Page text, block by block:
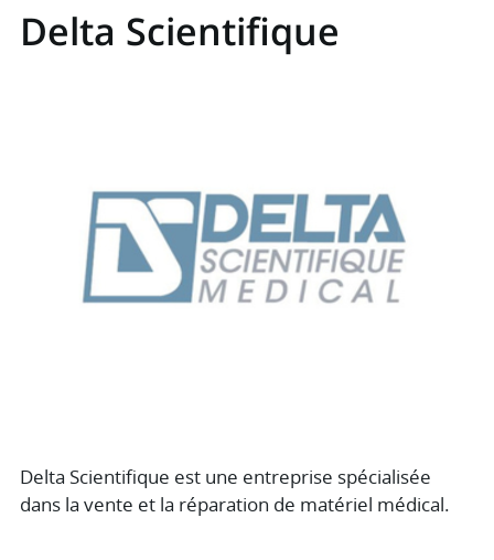
Delta Scientifique
Delta Scientifique est une entreprise spécialisée
dans la vente et la réparation de matériel médical.